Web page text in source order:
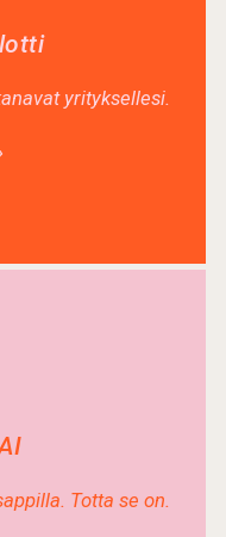
yrityksellesi.
Totta se on.